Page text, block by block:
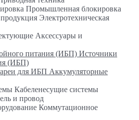
Промышленная блокировка
Электротехническая
Аксессуары и
Источники
(ИБП)
Аккумуляторные
Кабеленесущие системы
и провод
Коммутационное